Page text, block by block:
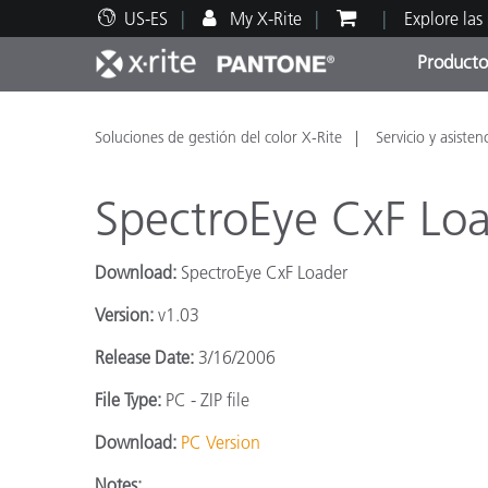
US-ES My X-Rite Explore
Principales productos
Impresión y Empaques
Automotriz
Soporte técnico
Recursos educativos
Soluciones de gestión del color X-Rite Servicio y
SpectroEye CxF
Download: SpectroEye CxF Loader
Version: v1.03
Release Date: 3/16/2006
File Type: PC - ZIP file
Download: PC Version